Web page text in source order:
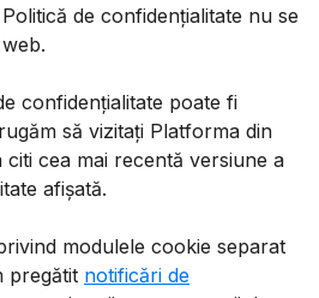
de confidențialitate nu se
confidențialitate poate fi
să vizitați Platforma din
cea mai recentă versiune a
afișată.
modulele cookie separat
pregătit notificări de